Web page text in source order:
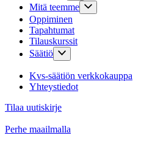
Mitä teemme
Oppiminen
Tapahtumat
Tilauskurssit
Säätiö
Kvs-säätiön verkkokauppa
Yhteystiedot
Tilaa uutiskirje
Perhe maailmalla